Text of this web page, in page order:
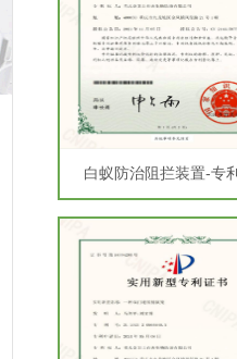
白蚁防治阻拦装置-专